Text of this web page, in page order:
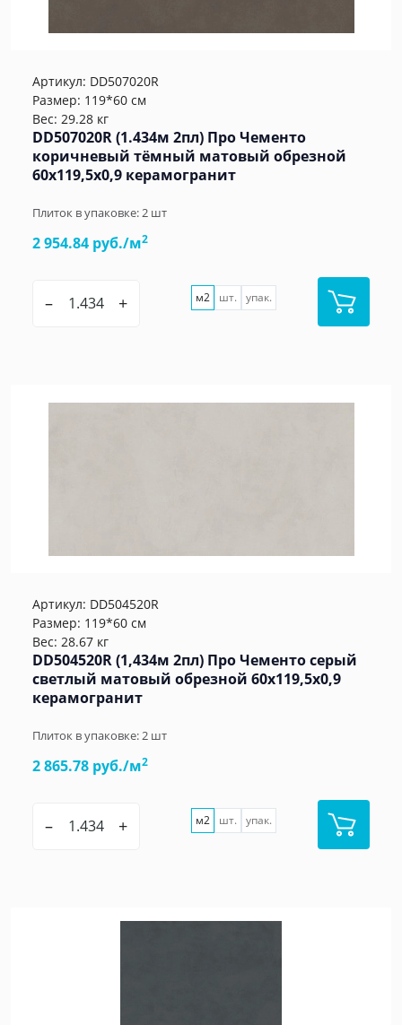
Артикул: DD507020R
Размер: 119*60 см
Вес: 29.28 кг
DD507020R (1.434м 2пл) Про Чементо
коричневый тёмный матовый обрезной
60x119,5x0,9 керамогранит
Плиток в упаковке:2 шт
2 954.84 руб./м2
– + м2 шт. упак.
Артикул: DD504520R
Размер: 119*60 см
Вес: 28.67 кг
DD504520R (1,434м 2пл) Про Чементо серый
светлый матовый обрезной 60x119,5x0,9
керамогранит
Плиток в упаковке:2 шт
2 865.78 руб./м2
– + м2 шт. упак.